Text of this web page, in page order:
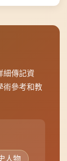
傳記資